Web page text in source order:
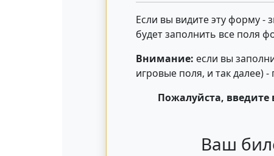
Если вы видите эту форму -
будет заполнить все поля
Внимание: если вы
игровые поля, и так далее)
Пожалуйста, введите
Ваш